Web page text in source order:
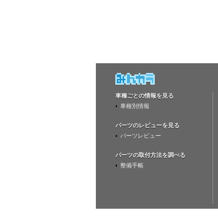
車種ごとの情報を見る
車種別情報
パーツのレビューを見る
パーツレビュー
パーツの取付方法を調べる
整備手帳